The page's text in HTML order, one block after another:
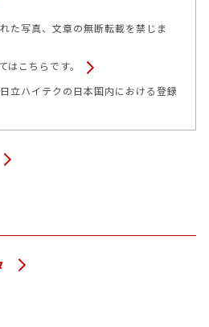
た写真、文章の無断転載を禁じま
はこちらです。
立ハイテクの日本国内における登録